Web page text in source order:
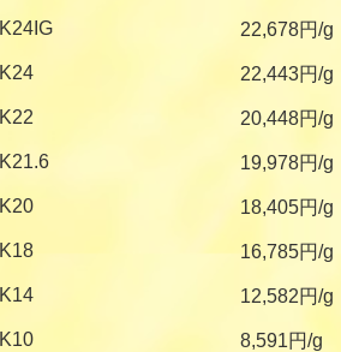
K24IG 22,678円/g
K24 22,443円/g
K22 20,448円/g
K21.6 19,978円/g
K20 18,405円/g
K18 16,785円/g
K14 12,582円/g
K10 8,591円/g